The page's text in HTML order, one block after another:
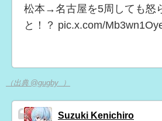
松本→名古屋を5周しても怒
と！？ pic.x.com/
（出典 @gugby_）
Suzuki Kenichiro